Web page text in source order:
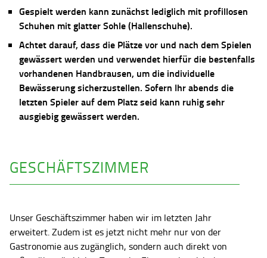
Gespielt werden kann zunächst lediglich mit profillosen
Schuhen mit glatter Sohle (Hallenschuhe).
Achtet darauf, dass die Plätze vor und nach dem Spielen
gewässert werden und verwendet hierfür die bestenfalls
vorhandenen Handbrausen, um die individuelle
Bewässerung sicherzustellen. Sofern Ihr abends die
letzten Spieler auf dem Platz seid kann ruhig sehr
ausgiebig gewässert werden.
GESCHÄFTSZIMMER
Unser Geschäftszimmer haben wir im letzten Jahr
erweitert. Zudem ist es jetzt nicht mehr nur von der
Gastronomie aus zugänglich, sondern auch direkt von